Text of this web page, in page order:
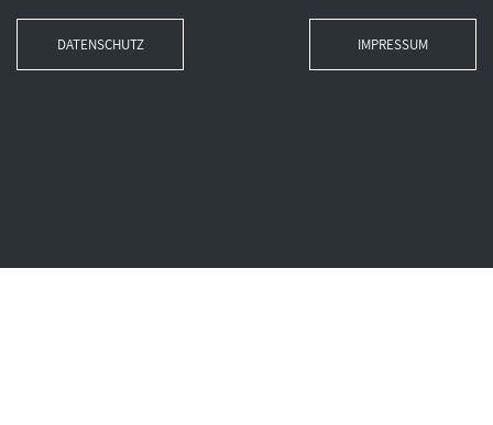
DATENSCHUTZ IMPRESSUM